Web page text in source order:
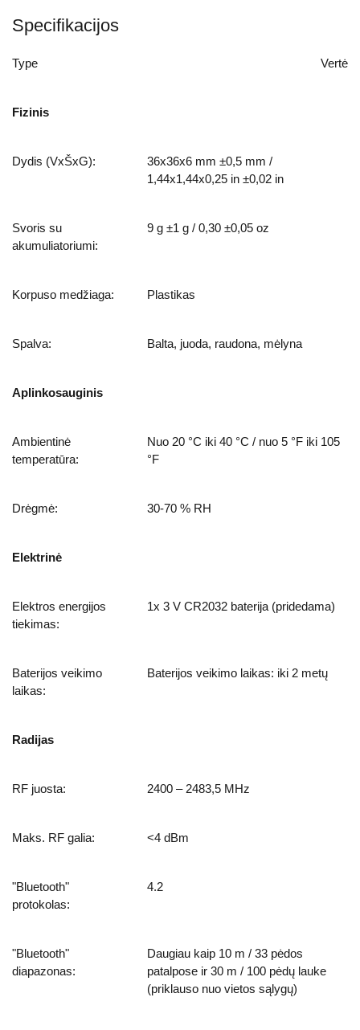
Specifikacijos
Type Vertė
Fizinis
Dydis (VxŠxG):
36x36x6 mm ±0,5 mm /
1,44х1,44х0,25 in ±0,02 in
Svoris su
akumuliatoriumi:
9 g ±1 g / 0,30 ±0,05 oz
Korpuso medžiaga: Plastikas
Spalva: Balta, juoda, raudona, mėlyna
Aplinkosauginis
Ambientinė
temperatūra:
Nuo 20 °C iki 40 °C / nuo 5 °F iki 105
°F
Drėgmė: 30-70 % RH
Elektrinė
Elektros energijos
tiekimas:
1x 3 V CR2032 baterija (pridedama)
Baterijos veikimo
laikas:
Baterijos veikimo laikas: iki 2 metų
Radijas
RF juosta: 2400 – 2483,5 MHz
Maks. RF galia: <4 dBm
"Bluetooth"
protokolas:
4.2
"Bluetooth"
diapazonas:
Daugiau kaip 10 m / 33 pėdos
patalpose ir 30 m / 100 pėdų lauke
(priklauso nuo vietos sąlygų)